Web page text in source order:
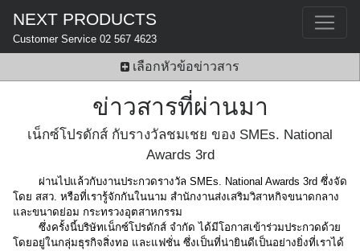
NEXT PRODUCTS
Customer Service 02 567 4623
เลือกหัวข้อข่าวสาร
ข่าวสารที่ผ่านมา
เน็กซ์โปรดักส์ กับรางวัลชมเชย ของ SMEs. National
Awards 3rd
ผ่านไปแล้วกับงานประกวดรางวัล SMEs. National Awards 3rd ซึ่งจัด
โดย สสว. หรือที่เรารู้จักกันในนาม สำนักงานส่งเสริมวิสาหกิจขนาดกลาง
และขนาดย่อม กระทรวงอุตสาหกรรม
ซึ่งครั้งนี้บริษัทเน็กซ์โปรดักส์ จำกัด ได้มีโอกาสเข้าร่วมประกวดด้วย
โดยอยู่ในกลุ่มธุรกิจสิ่งทอ และแฟชั่น ซึ่งเป็นที่น่ายินดีเป็นอย่างยิ่งที่เราได้